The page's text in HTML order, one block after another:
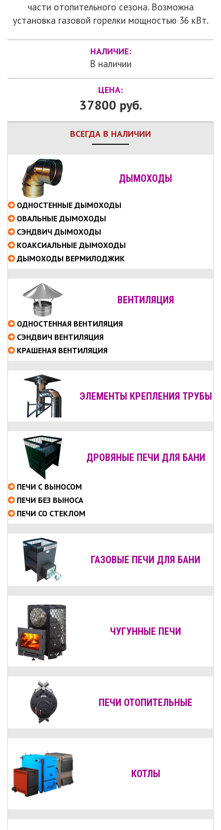
части отопительного сезона. Возможна
установка газовой горелки мощностью 36 кВт.
НАЛИЧИЕ:
В наличии
ЦЕНА:
37800 руб.
ВСЕГДА В НАЛИЧИИ
ДЫМОХОДЫ
ОДНОСТЕННЫЕ ДЫМОХОДЫ
ОВАЛЬНЫЕ ДЫМОХОДЫ
СЭНДВИЧ ДЫМОХОДЫ
КОАКСИАЛЬНЫЕ ДЫМОХОДЫ
ДЫМОХОДЫ ВЕРМИЛОДЖИК
ВЕНТИЛЯЦИЯ
ОДНОСТЕННАЯ ВЕНТИЛЯЦИЯ
СЭНДВИЧ ВЕНТИЛЯЦИЯ
КРАШЕНАЯ ВЕНТИЛЯЦИЯ
ЭЛЕМЕНТЫ КРЕПЛЕНИЯ ТРУБЫ
ДРОВЯНЫЕ ПЕЧИ ДЛЯ БАНИ
ПЕЧИ С ВЫНОСОМ
ПЕЧИ БЕЗ ВЫНОСА
ПЕЧИ СО СТЕКЛОМ
ГАЗОВЫЕ ПЕЧИ ДЛЯ БАНИ
ЧУГУННЫЕ ПЕЧИ
ПЕЧИ ОТОПИТЕЛЬНЫЕ
КОТЛЫ